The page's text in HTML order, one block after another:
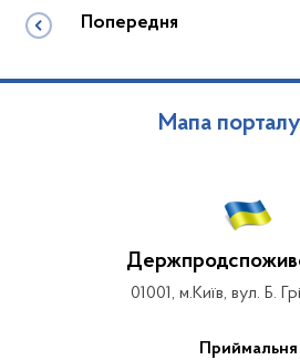
Попередня
Мапа порталу
01001, м.Київ, вул. Б.
Приймальня